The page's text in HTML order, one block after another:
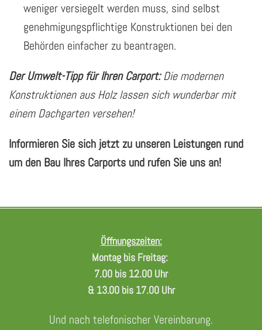
weniger versiegelt werden muss, sind selbst
genehmigungspflichtige Konstruktionen bei den
Behörden einfacher zu beantragen.
Der Umwelt-Tipp für Ihren Carport:Die modernen
Konstruktionen aus Holz lassen sich wunderbar mit
einem Dachgarten versehen!
Informieren Sie sich jetzt zu unseren Leistungen rund
um den Bau Ihres Carports und rufen Sie uns an!
Öffnungszeiten:
Montag bis Freitag:
7.00 bis 12.00 Uhr
& 13.00 bis 17.00 Uhr
Und nach telefonischer Vereinbarung.